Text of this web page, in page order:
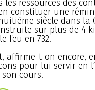
ressources des
constituer une
siècle dans la
sur plus de 4
feu en 732.
affirme-t-on encore,
pour lui servir en
cours.